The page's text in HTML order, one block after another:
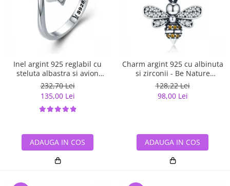
Inel argint 925 reglabil cu
steluta albastra si avion
argintiu - Be Nature IST0047
232,70 Lei
135,00 Lei
ADAUGA IN COS
Charm argint 925 cu albinuta
si zirconii - Be Nature
PST0143
128,22 Lei
98,00 Lei
ADAUGA IN COS